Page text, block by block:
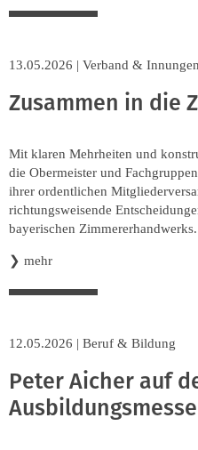
13.05.2026 | Verband & Innungen
Zusammen in die
Mit klaren Mehrheiten und
die Obermeister und
ihrer ordentlichen
richtungsweisende
bayerischen Zimmererhandwerks.
❯ mehr
12.05.2026 | Beruf & Bildung
Peter Aicher auf